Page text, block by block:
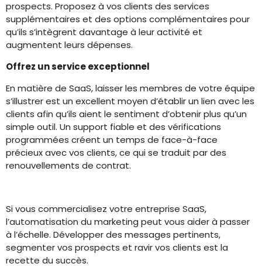
prospects. Proposez à vos clients des services
supplémentaires et des options complémentaires pour
qu’ils s’intègrent davantage à leur activité et
augmentent leurs dépenses.
Offrez un service exceptionnel
En matière de SaaS, laisser les membres de votre équipe
s’illustrer est un excellent moyen d’établir un lien avec les
clients afin qu’ils aient le sentiment d’obtenir plus qu’un
simple outil. Un support fiable et des vérifications
programmées créent un temps de face-à-face
précieux avec vos clients, ce qui se traduit par des
renouvellements de contrat.
Si vous commercialisez votre entreprise SaaS,
l’automatisation du marketing peut vous aider à passer
à l’échelle. Développer des messages pertinents,
segmenter vos prospects et ravir vos clients est la
recette du succès.